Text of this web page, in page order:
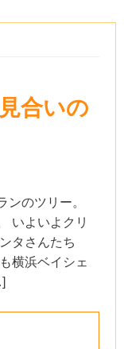
合いの
のツリー。
いよいよクリ
タさんたち
横浜ベイシェ